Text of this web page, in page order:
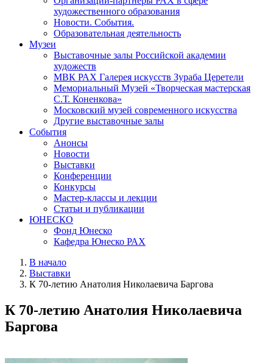
художественного образования
Новости. События.
Образовательная деятельность
Музеи
Выставочные залы Российской академии
художеств
МВК РАХ Галерея искусств Зураба Церетели
Мемориальный Музей «Творческая мастерская
С.Т. Коненкова»
Московский музей современного искусства
Другие выставочные залы
События
Анонсы
Новости
Выставки
Конференции
Конкурсы
Мастер-классы и лекции
Статьи и публикации
ЮНЕСКО
Фонд Юнеско
Кафедра Юнеско РАХ
В начало
Выставки
К 70-летию Анатолия Николаевича Баргова
К 70-летию Анатолия Николаевича
Баргова